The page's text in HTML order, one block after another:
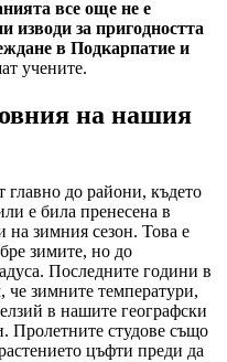
все още не е
изводи за пригодността
в Подкарпатие и
учените.
на нашия
до райони, където
е била пренесена в
на зимния сезон. Това е
зимите, но до
Последните години в
зимните температури,
в нашите географски
Пролетните студове също
цъфти преди да